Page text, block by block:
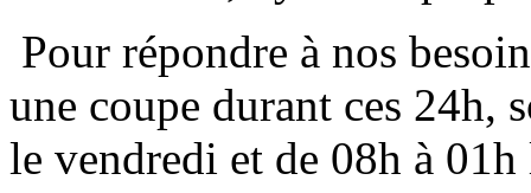
Pour répondre à nos
une coupe durant ces 24h,
le vendredi et de 08h à